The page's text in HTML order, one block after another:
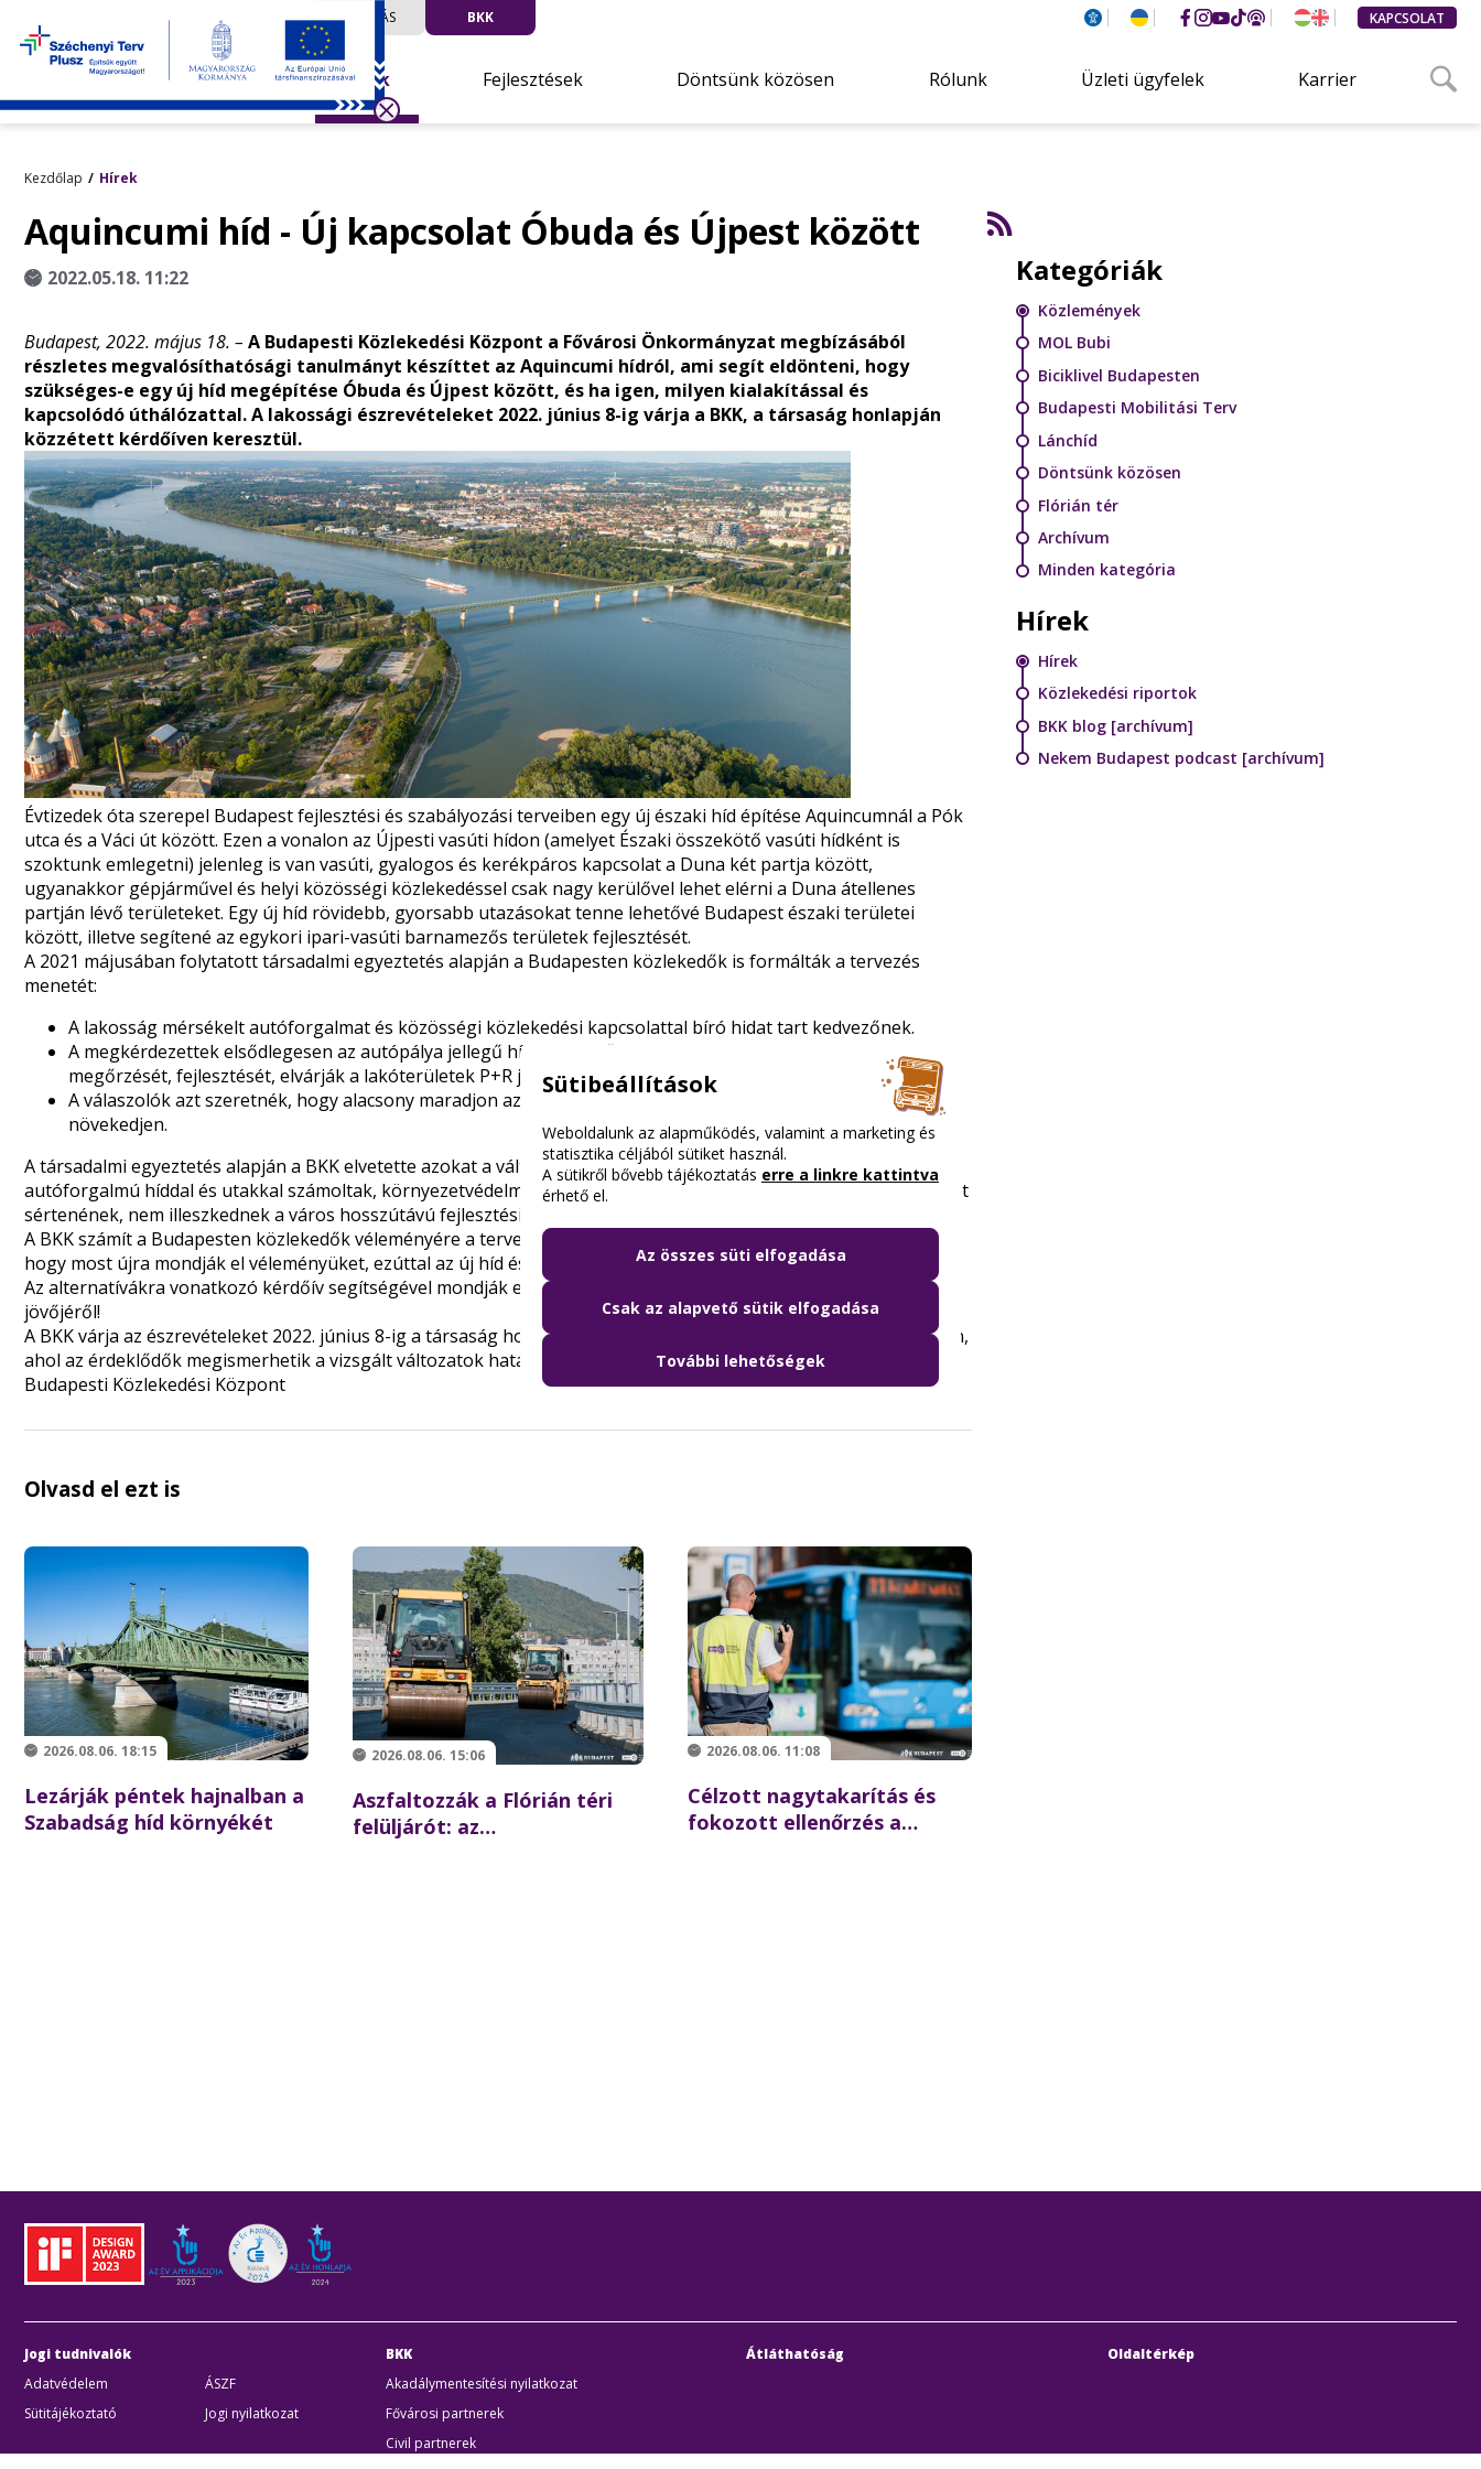
UTAZÁS BKK KAPCSOLAT
Hírek Fejlesztések Döntsünk közösen Rólunk Üzleti ügyfelek Karrier
Kezdőlap Hírek
Aquincumi híd - Új kapcsolat Óbuda és Újpest között
2022.05.18. 11:22
Budapest, 2022. május 18. – A Budapesti Közlekedési Központ a Fővárosi Önkormányzat megbízásából
részletes megvalósíthatósági tanulmányt készíttet az Aquincumi hídról, ami segít eldönteni, hogy
szükséges-e egy új híd megépítése Óbuda és Újpest között, és ha igen, milyen kialakítással és
kapcsolódó úthálózattal. A lakossági észrevételeket 2022. június 8-ig várja a BKK, a társaság honlapján
közzétett kérdőíven keresztül.
Évtizedek óta szerepel Budapest fejlesztési és szabályozási terveiben egy új északi híd építése Aquincumnál a Pók
utca és a Váci út között. Ezen a vonalon az Újpesti vasúti hídon (amelyet Északi összekötő vasúti hídként is
szoktunk emlegetni) jelenleg is van vasúti, gyalogos és kerékpáros kapcsolat a Duna két partja között,
ugyanakkor gépjárművel és helyi közösségi közlekedéssel csak nagy kerülővel lehet elérni a Duna átellenes
partján lévő területeket. Egy új híd rövidebb, gyorsabb utazásokat tenne lehetővé Budapest északi területei
között, illetve segítené az egykori ipari-vasúti barnamezős területek fejlesztését.
A 2021 májusában folytatott társadalmi egyeztetés alapján a Budapesten közlekedők is formálták a tervezés
menetét:
A lakosság mérsékelt autóforgalmat és közösségi közlekedési kapcsolattal bíró hidat tart kedvezőnek.
A megkérdezettek elsődlegesen az autópálya jellegű híd építésétől tartanak, és igénylik a zöldfelületek
megőrzését, fejlesztését, elvárják a lakóterületek P+R jellegű használatának megakadályozását.
A válaszolók azt szeretnék, hogy alacsony maradjon az autóforgalom, a zaj és légszennyezettség ne
növekedjen.
A társadalmi egyeztetés alapján a BKK elvetette azokat a változatokat, amelyek az autópálya jellegű, nagy
autóforgalmú híddal és utakkal számoltak, környezetvédelmi szempontból nem támogathatók, régészeti területet
sértenének, nem illeszkednek a város hosszútávú fejlesztési céljaihoz és túlzottan költségesek.
A BKK számít a Budapesten közlekedők véleményére a tervezés következő fázisában is, ezért arra kéri ügyfeleit,
hogy most újra mondják el véleményüket, ezúttal az új híd és a kapcsolódó úthálózat változataival kapcsolatban.
Az alternatívákra vonatkozó kérdőív segítségével mondják el, milyen szempontok szerint szülessen döntés a híd
jövőjéről!
A BKK várja az észrevételeket 2022. június 8-ig a társaság honlapján meghirdetett
felületen,
ahol az érdeklődők megismerhetik a vizsgált változatok hatásait, előnyeit és hátrányait.
Budapesti Közlekedési Központ
Olvasd el ezt is
2026.08.06. 18:15
Lezárják péntek hajnalban a
Szabadság híd környékét
2026.08.06. 15:06
Aszfaltozzák a Flórián téri
felüljárót: az
2026.08.06. 11:08
Célzott nagytakarítás és
fokozott ellenőrzés a
Kategóriák
Közlemények
MOL Bubi
Biciklivel Budapesten
Budapesti Mobilitási Terv
Lánchíd
Döntsünk közösen
Flórián tér
Archívum
Minden kategória
Hírek
Hírek
Közlekedési riportok
BKK blog [archívum]
Nekem Budapest podcast [archívum]
Jogi tudnivalók
Adatvédelem
ÁSZF
Sütitájékoztató
Jogi nyilatkozat
BKK
Akadálymentesítési nyilatkozat
Fővárosi partnerek
Civil partnerek
Átláthatóság Oldaltérkép
Sütibeállítások
Weboldalunk az alapműködés, valamint a marketing és
statisztika céljából sütiket használ.
A sütikről bővebb tájékoztatás erre a linkre kattintva
érhető el.
Az összes süti elfogadása
Csak az alapvető sütik elfogadása
További lehetőségek